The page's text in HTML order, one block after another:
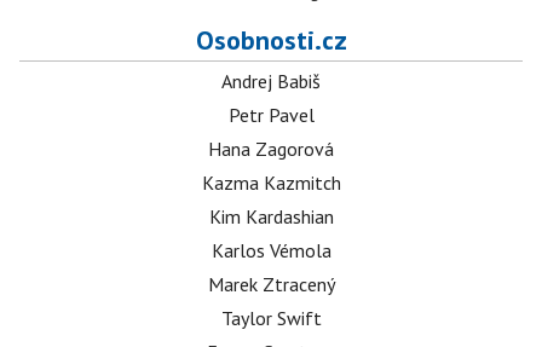
Osobnosti.cz
Andrej Babiš
Petr Pavel
Hana Zagorová
Kazma Kazmitch
Kim Kardashian
Karlos Vémola
Marek Ztracený
Taylor Swift